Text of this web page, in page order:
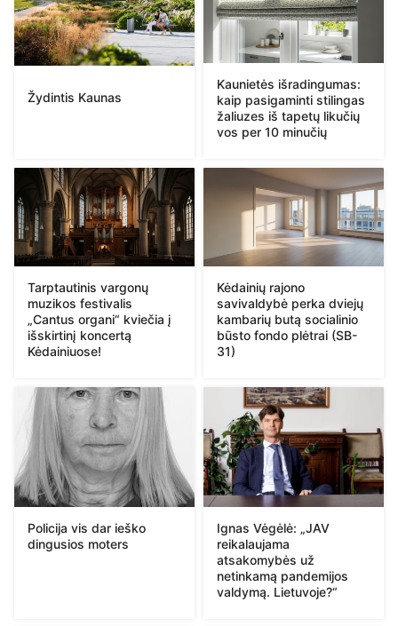
Žydintis Kaunas
Kaunietės išradingumas:
kaip pasigaminti stilingas
žaliuzes iš tapetų likučių
vos per 10 minučių
Tarptautinis vargonų
muzikos festivalis
„Cantus organi“ kviečia į
išskirtinį koncertą
Kėdainiuose!
Kėdainių rajono
savivaldybė perka dviejų
kambarių butą socialinio
būsto fondo plėtrai (SB-
31)
Policija vis dar ieško
dingusios moters
Ignas Vėgėlė: „JAV
reikalaujama
atsakomybės už
netinkamą pandemijos
valdymą. Lietuvoje?“